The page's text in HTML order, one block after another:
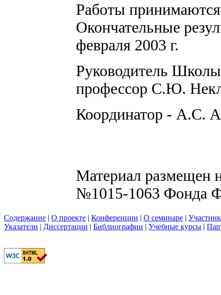
Работы
Окончательные
февраля 2003 г.
Руководитель
профессор С.Ю.
Координатор - А.С.
Материал размещен
№1015-1063 Фонда
Содержание | О проекте | Конференции | О семинаре |
Указатели | Диссертации | Библиографии | Учебные курсы |